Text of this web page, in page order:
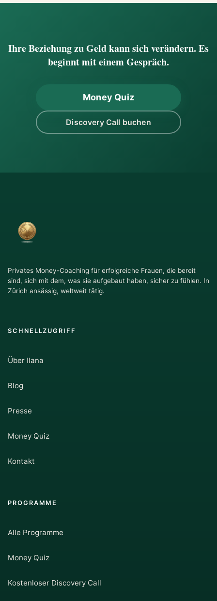
Ihre Beziehung zu Geld kann sich verändern. Es
beginnt mit einem Gespräch.
Money Quiz
Discovery Call buchen
Privates Money-Coaching für erfolgreiche Frauen, die bereit
sind, sich mit dem, was sie aufgebaut haben, sicher zu fühlen. In
Zürich ansässig, weltweit tätig.
SCHNELLZUGRIFF
Über Ilana
Blog
Presse
Money Quiz
Kontakt
PROGRAMME
Alle Programme
Money Quiz
Kostenloser Discovery Call